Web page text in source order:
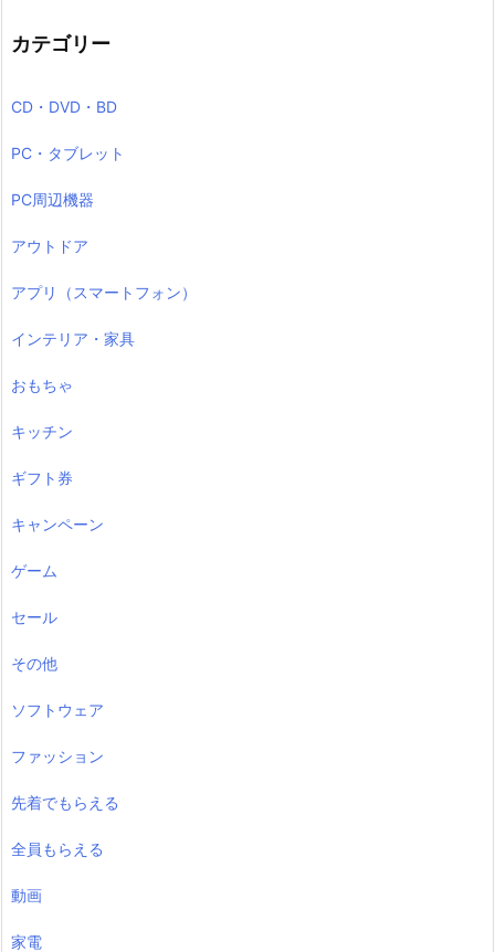
カテゴリー
CD・DVD・BD
PC・タブレット
PC周辺機器
アウトドア
アプリ（スマートフォン）
インテリア・家具
おもちゃ
キッチン
ギフト券
キャンペーン
ゲーム
セール
その他
ソフトウェア
ファッション
先着でもらえる
全員もらえる
動画
家電